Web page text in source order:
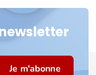
Je m'abonne